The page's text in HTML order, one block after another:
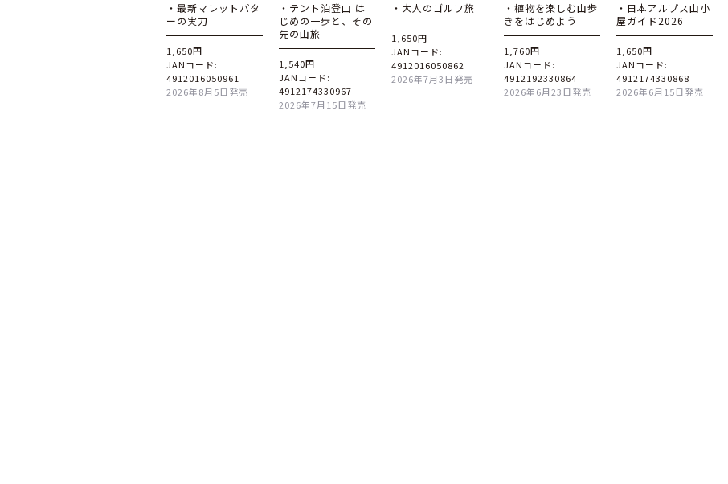
・最新マレットパタ
ーの実力
1,650円
JANコード:
4912016050961
2026年8月5日発売
・テント泊登山 は
じめの一歩と、その
先の山旅
1,540円
JANコード:
4912174330967
2026年7月15日発売
・大人のゴルフ旅
1,650円
JANコード:
4912016050862
2026年7月3日発売
・植物を楽しむ山歩
きをはじめよう
1,760円
JANコード:
4912192330864
2026年6月23日発売
・日本アルプス山小
屋ガイド2026
1,650円
JANコード:
4912174330868
2026年6月15日発売